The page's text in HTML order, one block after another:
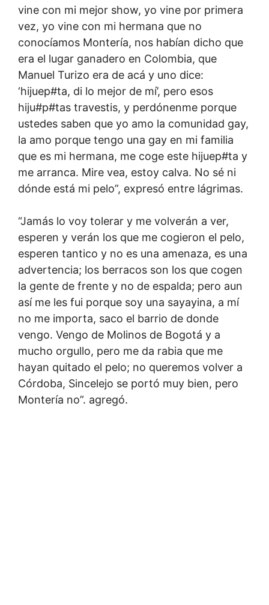
vine con mi mejor show, yo vine por primera
vez, yo vine con mi hermana que no
conocíamos Montería, nos habían dicho que
era el lugar ganadero en Colombia, que
Manuel Turizo era de acá y uno dice:
‘hijuep#ta, di lo mejor de mí’, pero esos
hiju#p#tas travestis, y perdónenme porque
ustedes saben que yo amo la comunidad gay,
la amo porque tengo una gay en mi familia
que es mi hermana, me coge este hijuep#ta y
me arranca. Mire vea, estoy calva. No sé ni
dónde está mi pelo”, expresó entre lágrimas.
“Jamás lo voy tolerar y me volverán a ver,
esperen y verán los que me cogieron el pelo,
esperen tantico y no es una amenaza, es una
advertencia; los berracos son los que cogen
la gente de frente y no de espalda; pero aun
así me les fui porque soy una sayayina, a mí
no me importa, saco el barrio de donde
vengo. Vengo de Molinos de Bogotá y a
mucho orgullo, pero me da rabia que me
hayan quitado el pelo; no queremos volver a
Córdoba, Sincelejo se portó muy bien, pero
Montería no”. agregó.